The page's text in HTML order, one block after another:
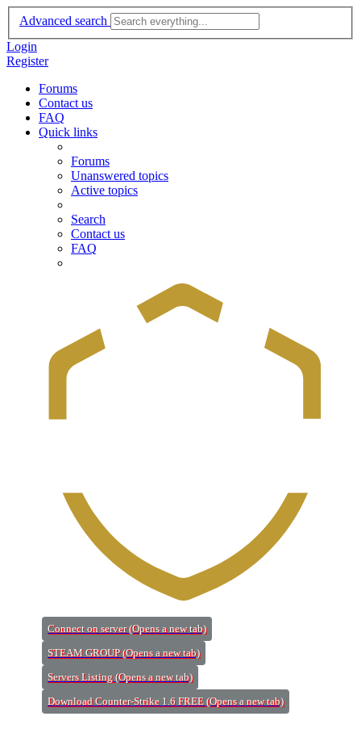
Advanced search
Login
Register
Forums
Contact us
FAQ
Quick links
Forums
Unanswered topics
Active topics
Search
Contact us
FAQ
Connect on server (Opens a new tab)
STEAM GROUP (Opens a new tab)
Servers Listing (Opens a new tab)
Download Counter-Strike 1.6 FREE (Opens a new tab)